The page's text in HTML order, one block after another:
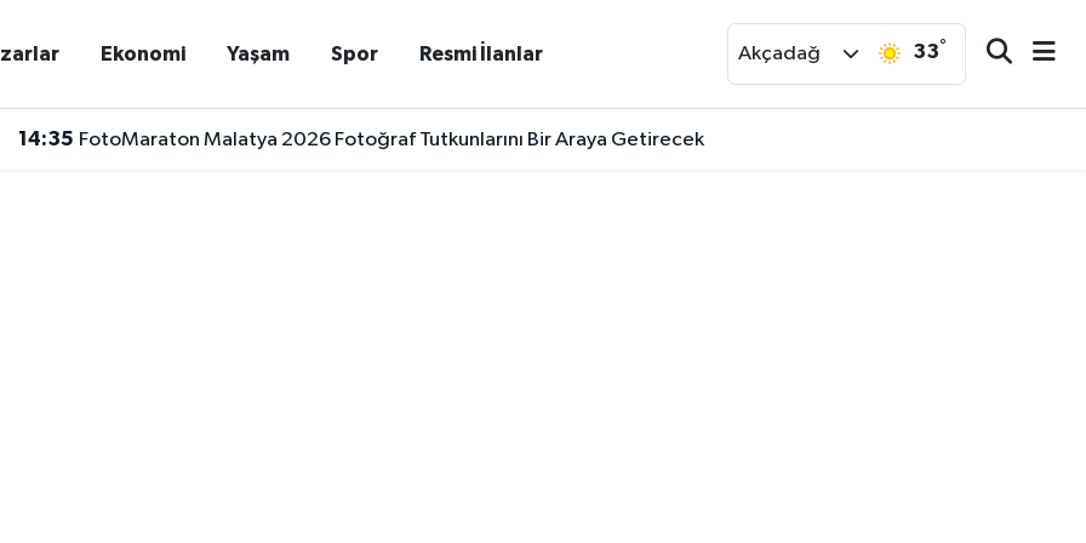
Ekonomi Yaşam Spor Resmi İlanlar Akçadağ 33°
14:35 FotoMaraton Malatya 2026 Fotoğraf Tutkunlarını Bir Araya Getirecek